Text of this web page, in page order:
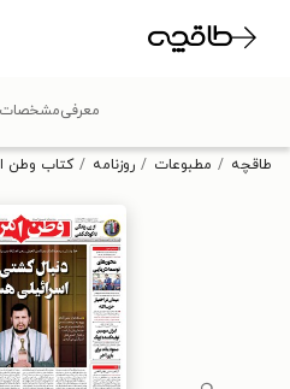
تخفیف از طاقچه
طاقچه مطبوعات روزنامه کتاب وطن امروز - ۱۴۰۲
معرفی